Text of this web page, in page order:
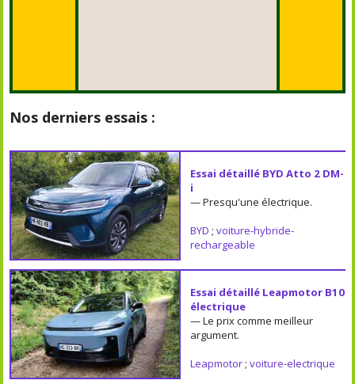
Nos derniers essais :
Essai détaillé BYD Atto 2 DM-
i
— Presqu'une électrique.
BYD ; voiture-hybride-
rechargeable
Essai détaillé Leapmotor B10
électrique
— Le prix comme meilleur
argument.
Leapmotor ; voiture-electrique